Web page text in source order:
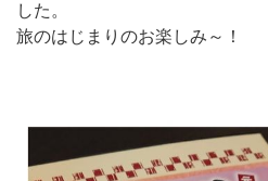
した。
旅のはじまりのお楽しみ～！